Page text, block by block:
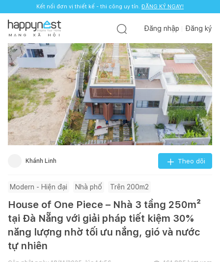
Kết nối đơn vị thiết kế - thi công uy tín. ĐĂNG KÝ NGAY!
M Ạ N G X Ã H Ộ I
Đăng nhập Đăng ký
Khánh Linh Theo dõi
Modern - Hiện đại Nhà phố Trên 200m2
House of One Piece – Nhà 3 tầng 250m²
tại Đà Nẵng với giải pháp tiết kiệm 30%
năng lượng nhờ tối ưu nắng, gió và nước
tự nhiên